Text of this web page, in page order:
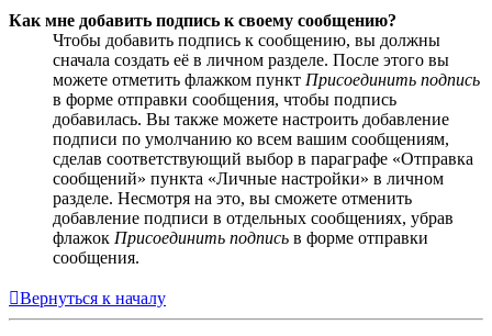
Как мне добавить подпись к своему сообщению?
Чтобы добавить подпись к сообщению, вы должны
сначала создать её в личном разделе. После этого вы
можете отметить флажком пункт Присоединить подпись
в форме отправки сообщения, чтобы подпись
добавилась. Вы также можете настроить добавление
подписи по умолчанию ко всем вашим сообщениям,
сделав соответствующий выбор в параграфе «Отправка
сообщений» пункта «Личные настройки» в личном
разделе. Несмотря на это, вы сможете отменить
добавление подписи в отдельных сообщениях, убрав
флажок Присоединить подпись в форме отправки
сообщения.
Вернуться к началу